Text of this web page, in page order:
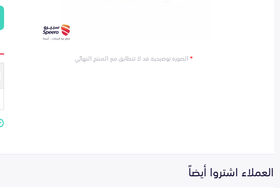
*الصورة توضيحية قد لا تتطابق مع المنتج النهائي
العملاء اشتروا أيضاً